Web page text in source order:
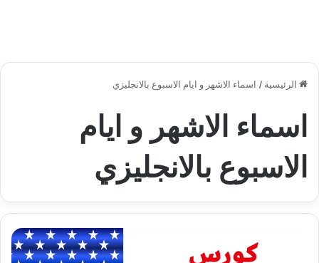
الرئيسية / اسماء الاشهر و ايام الاسبوع بالانجليزي
اسماء الاشهر و ايام
الاسبوع بالانجليزي